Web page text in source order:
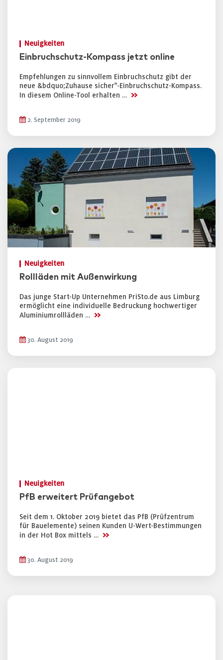
Neuigkeiten
Einbruchschutz-Kompass jetzt online
Empfehlungen zu sinnvollem Einbruchschutz gibt der
neue &bdquo;Zuhause sicher"-Einbruchschutz-Kompass.
In diesem Online-Tool erhalten … >>
2. September 2019
Neuigkeiten
Rollläden mit Außenwirkung
Das junge Start-Up Unternehmen PriSto.de aus Limburg
ermöglicht eine individuelle Bedruckung hochwertiger
Aluminiumrollläden … >>
30. August 2019
Neuigkeiten
PfB erweitert Prüfangebot
Seit dem 1. Oktober 2019 bietet das PfB (Prüfzentrum
für Bauelemente) seinen Kunden U-Wert-Bestimmungen
in der Hot Box mittels … >>
30. August 2019